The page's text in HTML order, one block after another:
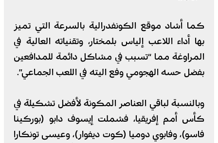
كما أشاد موقع الكونفدرالية بالسرعة التي تميز
بها أداء اللاعب إلياس بلمختار، وتقنياته العالية في
المراوغة مما “تسبب في مشاكل دائمة للمدافعين
بفضل حسه الهجومي وفع اليته في اللعب الجماعي”.
وبالنسبة لباقي العناصر المكونة لأفضل تشكيلة في
كأس أمم إفريقيا، فشملت إيسوف دابو (بوركينا
فاسو)، وفابوي دوميا (كوت ديفوار)، وعيسى تونكارا